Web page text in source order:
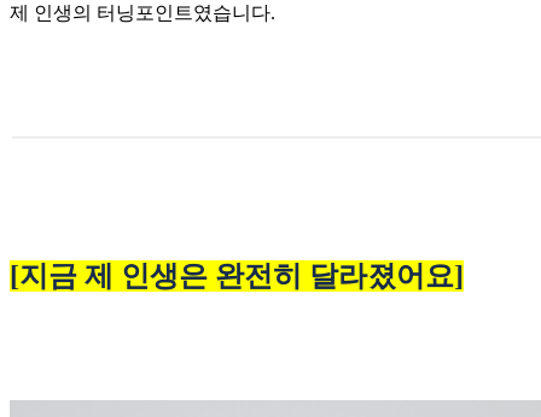
제 인생의 터닝포인트였습니다.
[지금 제 인생은 완전히 달라졌어요]